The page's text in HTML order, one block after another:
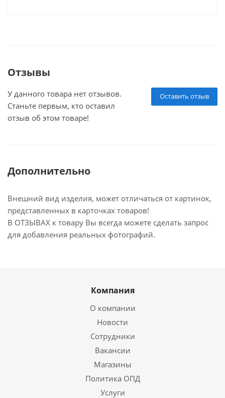
Отзывы
Оставить отзыв
У данного товара нет отзывов.
Станьте первым, кто оставил
отзыв об этом товаре!
Дополнительно
Внешний вид изделия, может отличаться от картинок,
представленных в карточках товаров!
В ОТЗЫВАХ к товару Вы всегда можете сделать запрос
для добавления реальных фотографий.
Компания
О компании
Новости
Сотрудники
Вакансии
Магазины
Политика ОПД
Услуги